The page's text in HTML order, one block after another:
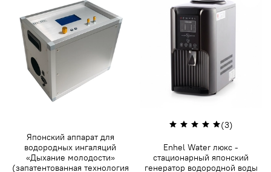
Японский аппарат для
водородных ингаляций
«Дыхание молодости»
(запатентованная технология
(3)
Enhel Water люкс -
стационарный японский
генератор водородной воды